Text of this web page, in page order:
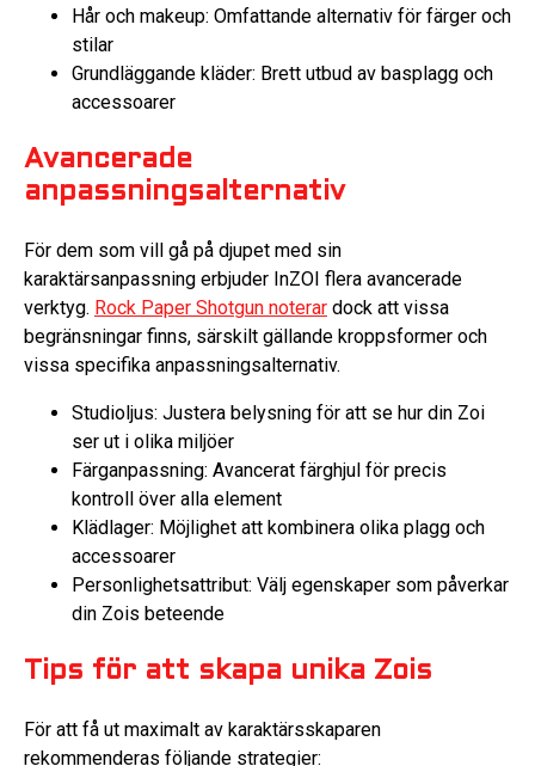
Hår och makeup: Omfattande alternativ för färger och
stilar
Grundläggande kläder: Brett utbud av basplagg och
accessoarer
Avancerade
anpassningsalternativ
För dem som vill gå på djupet med sin
karaktärsanpassning erbjuder InZOI flera avancerade
verktyg. Rock Paper Shotgun noterar dock att vissa
begränsningar finns, särskilt gällande kroppsformer och
vissa specifika anpassningsalternativ.
Studioljus: Justera belysning för att se hur din Zoi
ser ut i olika miljöer
Färganpassning: Avancerat färghjul för precis
kontroll över alla element
Klädlager: Möjlighet att kombinera olika plagg och
accessoarer
Personlighetsattribut: Välj egenskaper som påverkar
din Zois beteende
Tips för att skapa unika Zois
För att få ut maximalt av karaktärsskaparen
rekommenderas följande strategier: